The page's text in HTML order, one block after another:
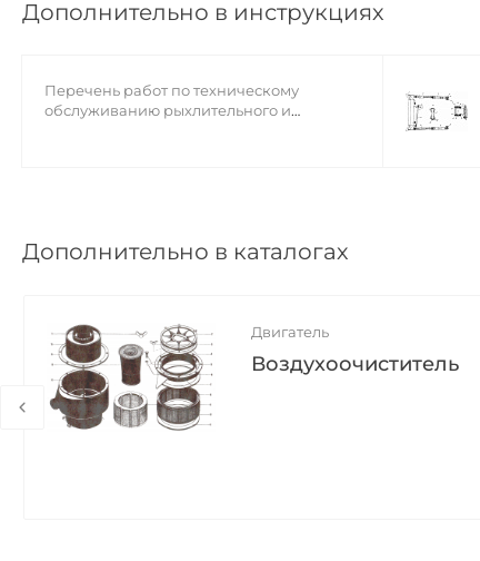
Дополнительно в инструкциях
Перечень работ по техническому
обслуживанию рыхлительного и
Дополнительно в каталогах
Двигатель
Воздухоочиститель